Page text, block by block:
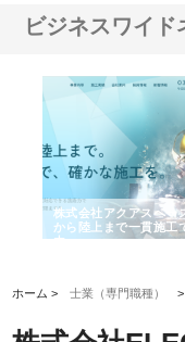
ビジネスワイド
株式会社アクアスペー
から陸上まで一貫施工
由
ホーム >士業（専門職種）